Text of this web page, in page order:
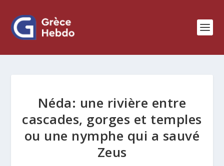
Néda: une rivière entre
cascades, gorges et temples
ou une nymphe qui a sauvé
Zeus